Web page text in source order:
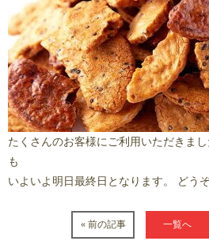
たくさんのお客様にご利用いただきま
も
いよいよ明日最終日となります。 どう
« 前の記事 一覧へ